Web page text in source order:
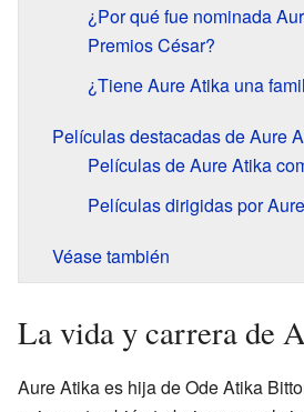
¿Por qué fue nominada
Premios César?
¿Tiene Aure Atika una
Películas destacadas de Aure
Películas de Aure Atika
Películas dirigidas por
Véase también
La vida y carrera de
Aure Atika es hija de Ode Atika